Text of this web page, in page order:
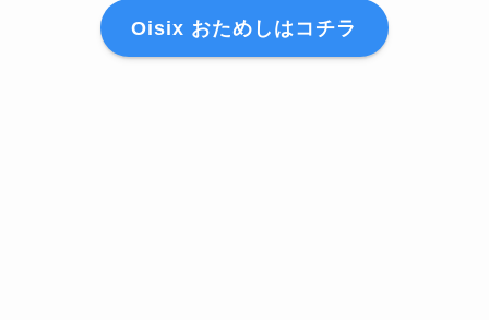
Oisix おためしはコチラ